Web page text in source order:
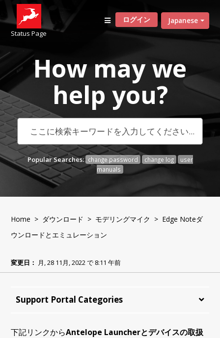
Status Page
Japanese
ログイン
How may we
help you?
Popular Searches: change password change log
user
manuals
Home > ダウンロード > モデリングマイク > Edge Noteダ
ウンロードとエミュレーション
変更日： 月, 28 11月, 2022 で 8:11 午前
Support Portal Categories
下記リンクからAntelope Launcherとデバイスの取扱